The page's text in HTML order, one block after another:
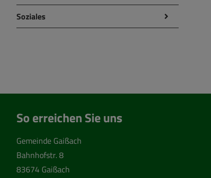
Soziales
So erreichen Sie uns
Gemeinde Gaißach
Bahnhofstr. 8
83674 Gaißach